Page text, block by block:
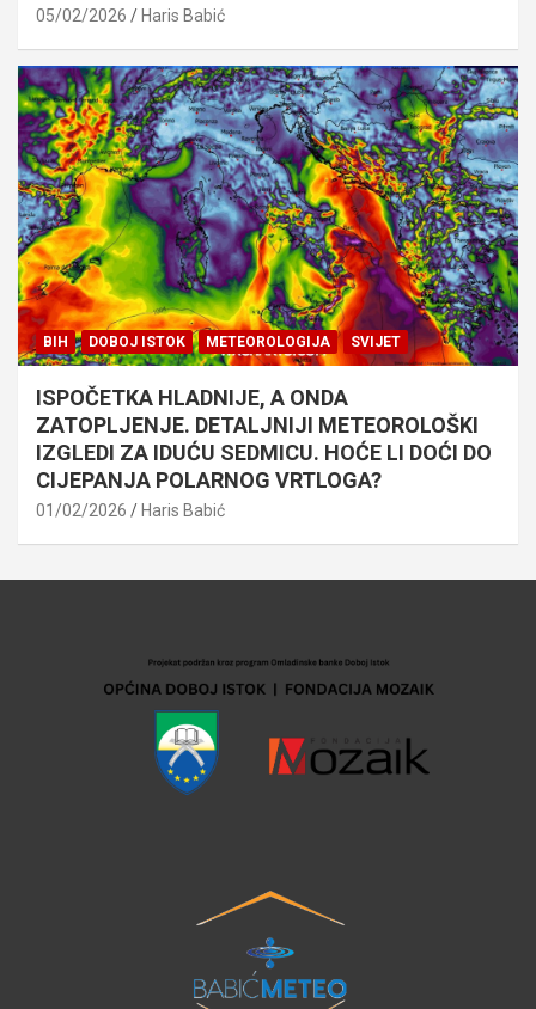
05/02/2026 Haris Babić
BIH DOBOJ ISTOK METEOROLOGIJA SVIJET
ISPOČETKA HLADNIJE, A ONDA
ZATOPLJENJE. DETALJNIJI METEOROLOŠKI
IZGLEDI ZA IDUĆU SEDMICU. HOĆE LI DOĆI DO
CIJEPANJA POLARNOG VRTLOGA?
01/02/2026 Haris Babić